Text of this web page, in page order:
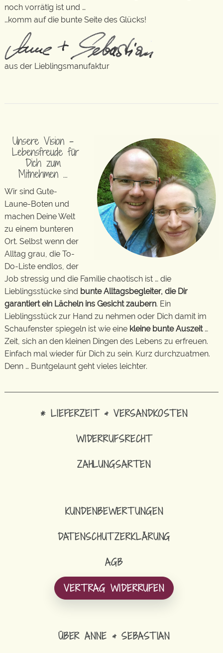
noch vorrätig ist und …
…komm auf die bunte Seite des Glücks!
aus der Lieblingsmanufaktur
Unsere Vision –
Lebensfreude für
Dich zum
Mitnehmen …
Wir sind Gute-
Laune-Boten und
machen Deine Welt
zu einem bunteren
Ort. Selbst wenn der
Alltag grau, die To-
Do-Liste endlos, der
Job stressig und die Familie chaotisch ist … die
Lieblingsstücke sind bunte Alltagsbegleiter, die Dir
garantiert ein Lächeln ins Gesicht zaubern. Ein
Lieblingsstück zur Hand zu nehmen oder Dich damit im
Schaufenster spiegeln ist wie eine kleine bunte Auszeit…
Zeit, sich an den kleinen Dingen des Lebens zu erfreuen.
Einfach mal wieder für Dich zu sein. Kurz durchzuatmen.
Denn … Buntgelaunt geht vieles leichter.
* LIEFERZEIT & VERSANDKOSTEN
WIDERRUFSRECHT
ZAHLUNGSARTEN
KUNDENBEWERTUNGEN
DATENSCHUTZERKLÄRUNG
AGB
VERTRAG WIDERRUFEN
ÜBER ANNE & SEBASTIAN